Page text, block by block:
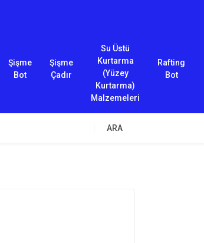
Şişme
Bot
Şişme
Çadır
Su Üstü
Kurtarma
(Yüzey
Kurtarma)
Malzemeleri
Rafting
Bot
ARA